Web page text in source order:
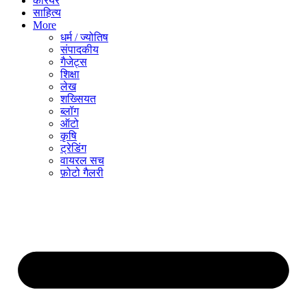
साहित्य
More
धर्म / ज्योतिष
संपादकीय
गैजेट्स
शिक्षा
लेख
शख्सियत
ब्लॉग
ऑटो
कृषि
ट्रेडिंग
वायरल सच
फ़ोटो गैलरी